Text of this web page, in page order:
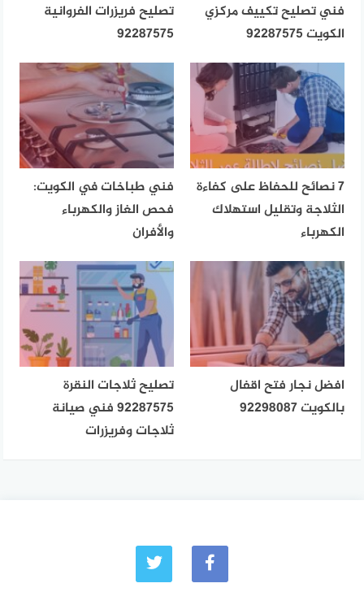
فني تصليح تكييف مركزي
الكويت 92287575
تصليح فريزرات الفروانية
92287575
7 نصائح للحفاظ على كفاءة
الثلاجة وتقليل استهلاك
الكهرباء
فني طباخات في الكويت:
فحص الغاز والكهرباء
والأفران
افضل نجار فتح اقفال
بالكويت 92298087
تصليح ثلاجات النقرة
92287575 فني صيانة
ثلاجات وفريزرات